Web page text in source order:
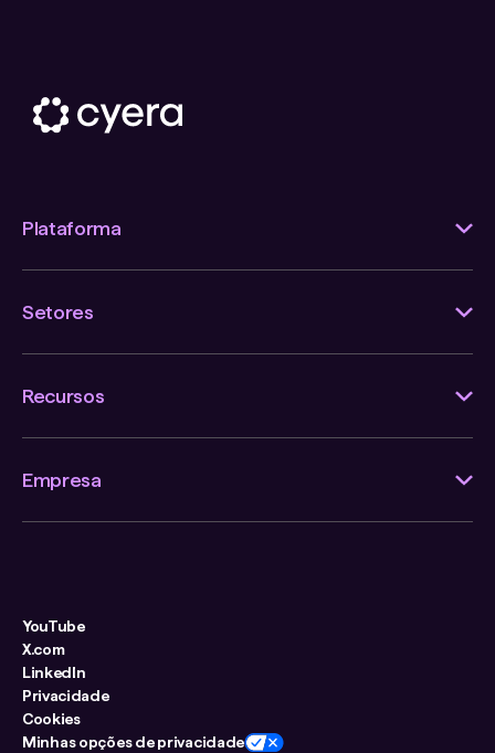
Plataforma
Setores
Recursos
Empresa
YouTube
X.com
LinkedIn
Privacidade
Cookies
Minhas opções de privacidade